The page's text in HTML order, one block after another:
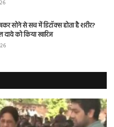
सोने से सच में डिटॉक्स होता है शरीर?
दावे को किया खारिज